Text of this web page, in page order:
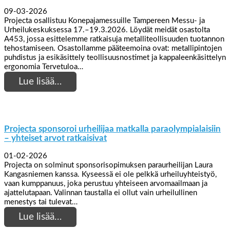
09-03-2026
Projecta osallistuu Konepajamessuille Tampereen Messu- ja
Urheilukeskuksessa 17.–19.3.2026. Löydät meidät osastolta
A453, jossa esittelemme ratkaisuja metalliteollisuuden tuotannon
tehostamiseen. Osastollamme pääteemoina ovat: metallipintojen
puhdistus ja esikäsittely teollisuusnostimet ja kappaleenkäsittelyn
ergonomia Tervetuloa…
Lue lisää…
Projecta sponsoroi urheilijaa matkalla paraolympialaisiin
– yhteiset arvot ratkaisivat
01-02-2026
Projecta on solminut sponsorisopimuksen paraurheilijan Laura
Kangasniemen kanssa. Kyseessä ei ole pelkkä urheiluyhteistyö,
vaan kumppanuus, joka perustuu yhteiseen arvomaailmaan ja
ajattelutapaan. Valinnan taustalla ei ollut vain urheilullinen
menestys tai tulevat…
Lue lisää…